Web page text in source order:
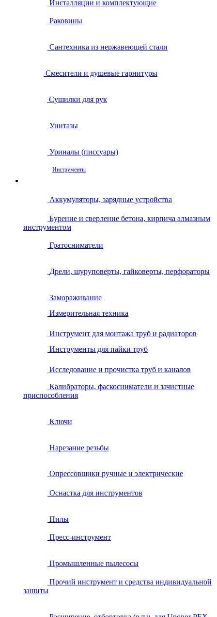
Инсталляции и комплектующие
Раковины
Сантехника из нержавеющей стали
Смесители и душевые гарнитуры
Сушилки для рук
Унитазы
Уриналы (писсуары)
Инструменты
Аккумуляторы, зарядные устройства
Бурение и сверление бетона, кирпича алмазным
инструментом
Гратосниматели
Дрели, шуруповерты, гайковерты, перфораторы
Замораживание
Измерительная техника
Инструмент для монтажа труб и радиаторов
Инструменты для пайки труб
Исследование и прочистка труб и каналов
Калибраторы, фаскосниматели и зачистные
приспособления
Ключи
Нарезание резьбы
Опрессовщики ручные и электрические
Оснастка для инструментов
Пилы
Пресс-инструмент
Промышленные пылесосы
Прочий инструмент и средства индивидуальной
защиты